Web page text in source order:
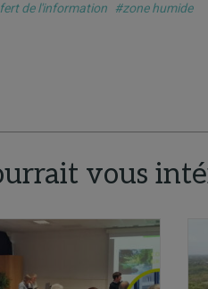
de l'information #zone humide
vous